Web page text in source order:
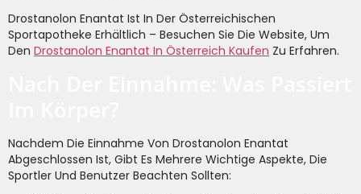
Drostanolon Enantat Ist In Der Österreichischen
Sportapotheke Erhältlich – Besuchen Sie Die Website, Um
Den Drostanolon Enantat In Österreich Kaufen Zu Erfahren.
Nachdem Die Einnahme Von Drostanolon Enantat
Abgeschlossen Ist, Gibt Es Mehrere Wichtige Aspekte, Die
Sportler Und Benutzer Beachten Sollten: